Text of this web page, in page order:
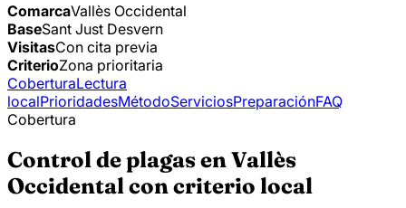
ComarcaVallès Occidental
BaseSant Just Desvern
VisitasCon cita previa
CriterioZona prioritaria
CoberturaLectura
localPrioridadesMétodoServiciosPreparaciónFAQ
Cobertura
Control de plagas en Vallès
Occidental con criterio local